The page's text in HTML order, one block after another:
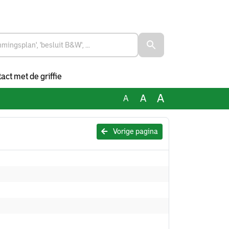
met de griffie
A A A
Vorige pagina